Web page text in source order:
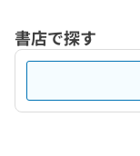
書店で探す